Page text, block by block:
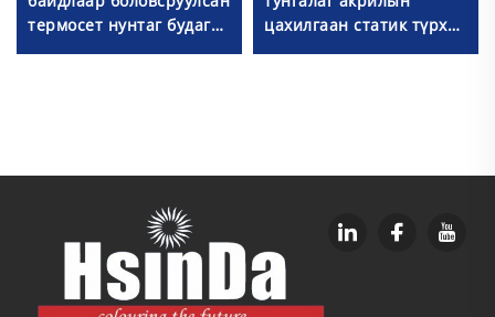
термосет нунтаг будаг
цахилгаан статик түрхэц